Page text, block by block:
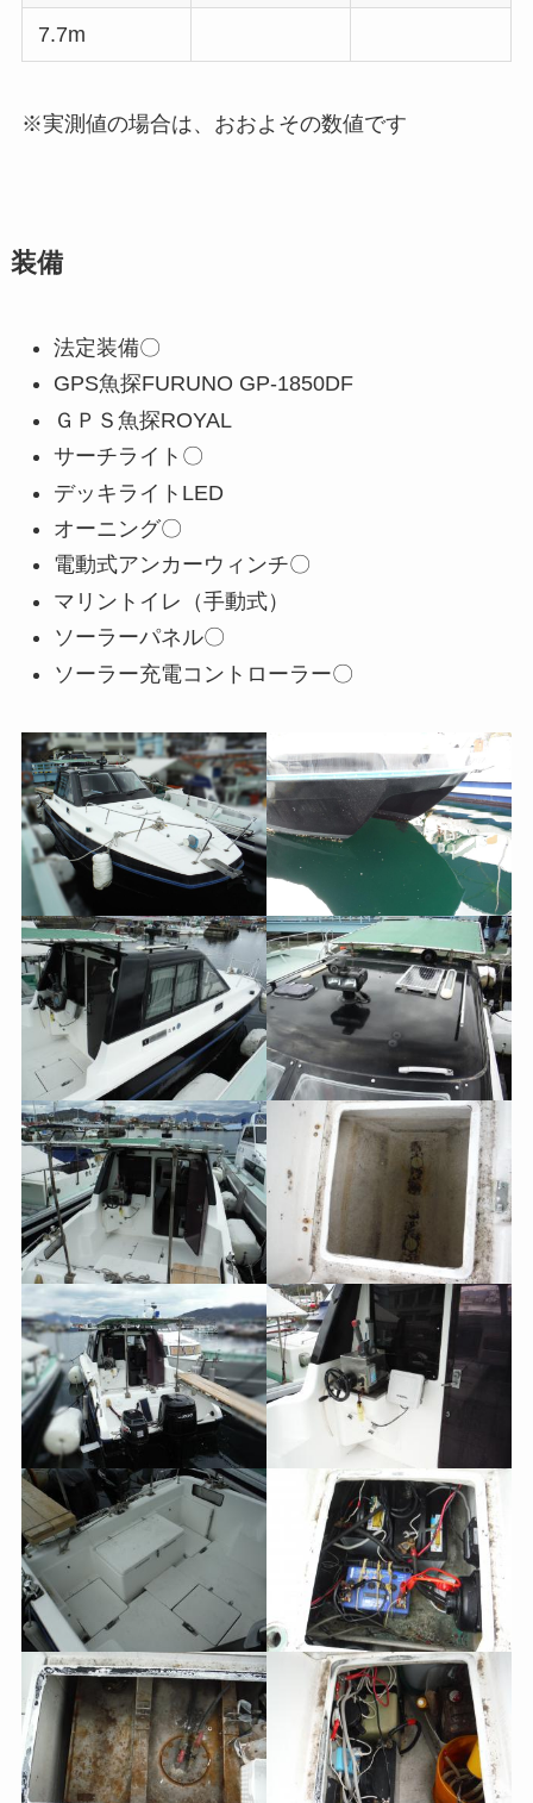
7.7m
※実測値の場合は、おおよその数値です
装備
法定装備〇
GPS魚探FURUNO GP-1850DF
ＧＰＳ魚探ROYAL
サーチライト〇
デッキライトLED
オーニング〇
電動式アンカーウィンチ〇
マリントイレ（手動式）
ソーラーパネル〇
ソーラー充電コントローラー〇